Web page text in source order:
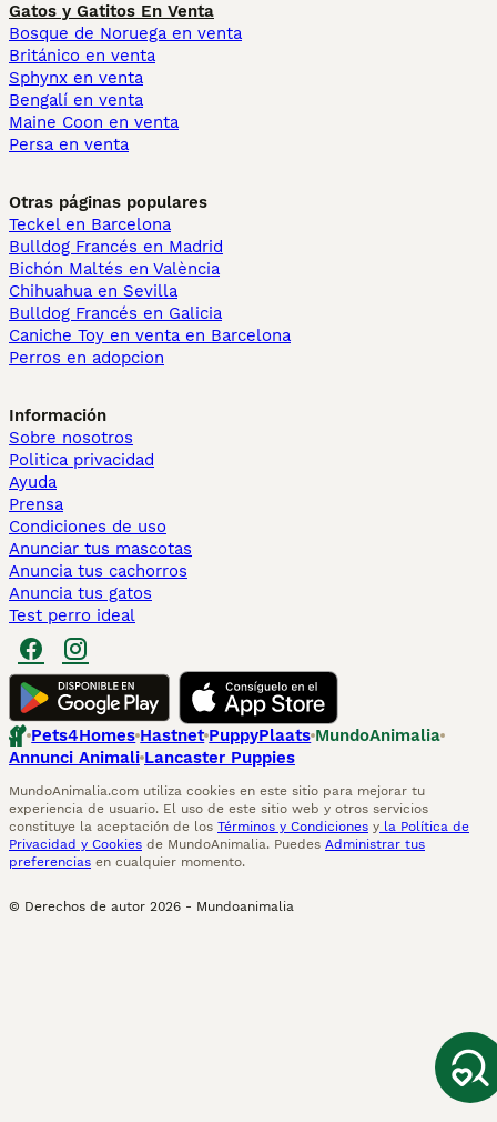
Gatos y Gatitos En Venta
Bosque de Noruega en venta
Británico en venta
Sphynx en venta
Bengalí en venta
Maine Coon en venta
Persa en venta
Otras páginas populares
Teckel en Barcelona
Bulldog Francés en Madrid
Bichón Maltés en València
Chihuahua en Sevilla
Bulldog Francés en Galicia
Caniche Toy en venta en Barcelona
Perros en adopcion
Información
Sobre nosotros
Politica privacidad
Ayuda
Prensa
Condiciones de uso
Anunciar tus mascotas
Anuncia tus cachorros
Anuncia tus gatos
Test perro ideal
Pets4Homes Hastnet PuppyPlaats MundoAnimalia
Annunci Animali Lancaster Puppies
MundoAnimalia.com utiliza cookies en este sitio para mejorar tu
experiencia de usuario. El uso de este sitio web y otros servicios
constituye la aceptación de los Términos y Condiciones y la Política de
Privacidad y Cookies de MundoAnimalia. Puedes Administrar tus
preferencias en cualquier momento.
© Derechos de autor 2026 - Mundoanimalia